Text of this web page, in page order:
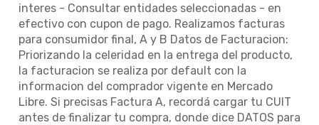
interes - Consultar entidades seleccionadas - en
efectivo con cupon de pago. Realizamos facturas
para consumidor final, A y B Datos de Facturacion:
Priorizando la celeridad en la entrega del producto,
la facturacion se realiza por default con la
informacion del comprador vigente en Mercado
Libre. Si precisas Factura A, recordá cargar tu CUIT
antes de finalizar tu compra, donde dice DATOS para